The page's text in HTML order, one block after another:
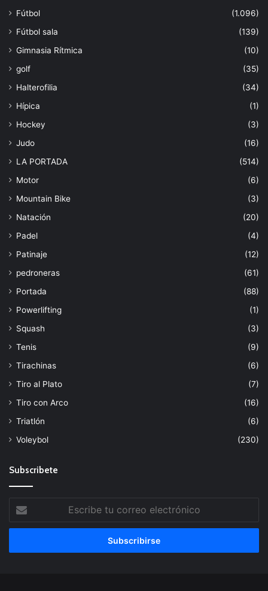
Fútbol
(1.096)
Fútbol sala
(139)
Gimnasia Rítmica
(10)
golf
(35)
Halterofilia
(34)
Hípica
(1)
Hockey
(3)
Judo
(16)
LA PORTADA
(514)
Motor
(6)
Mountain Bike
(3)
Natación
(20)
Padel
(4)
Patinaje
(12)
pedroneras
(61)
Portada
(88)
Powerlifting
(1)
Squash
(3)
Tenis
(9)
Tirachinas
(6)
Tiro al Plato
(7)
Tiro con Arco
(16)
Triatlón
(6)
Voleybol
(230)
Subscribete
tu
correo